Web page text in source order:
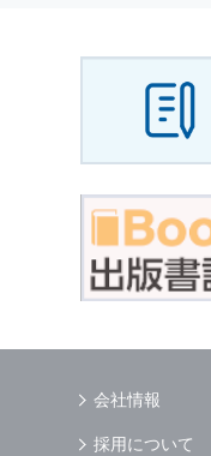
会社情報
採用について